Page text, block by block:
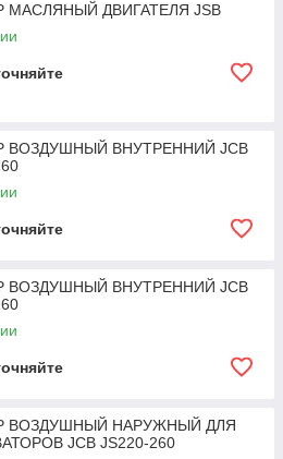
МАСЛЯНЫЙ ДВИГАТЕЛЯ JSB
ВОЗДУШНЫЙ ВНУТРЕННИЙ JCB
ВОЗДУШНЫЙ ВНУТРЕННИЙ JCB
ВОЗДУШНЫЙ НАРУЖНЫЙ ДЛЯ
JCB JS220-260